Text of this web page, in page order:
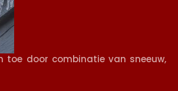
toe door combinatie van sneeuw,